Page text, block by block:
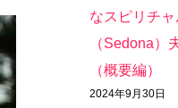
なスピリチ
（Sedona）
（概要編）
2024年9月30日